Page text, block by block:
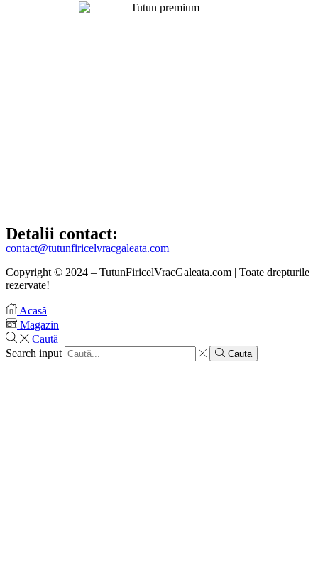
Detalii contact:
contact@tutunfiricelvracgaleata.com
Copyright © 2024 – TutunFiricelVracGaleata.com | Toate drepturile
rezervate!
Acasă
Magazin
Caută
Search input
Cauta